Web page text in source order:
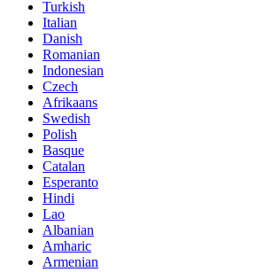
Turkish
Italian
Danish
Romanian
Indonesian
Czech
Afrikaans
Swedish
Polish
Basque
Catalan
Esperanto
Hindi
Lao
Albanian
Amharic
Armenian